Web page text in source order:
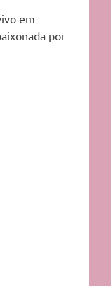
em
por